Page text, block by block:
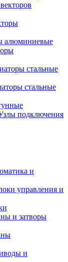
алюминиевые
стальные
стальные
подключения
и
управления и
и затворы